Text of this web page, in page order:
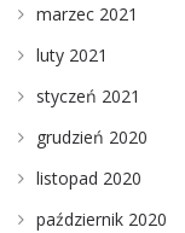
marzec 2021
luty 2021
styczeń 2021
grudzień 2020
listopad 2020
październik 2020